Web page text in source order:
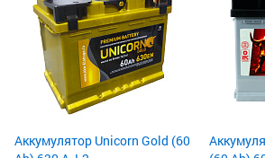
Аккумулятор Unicorn Gold (60